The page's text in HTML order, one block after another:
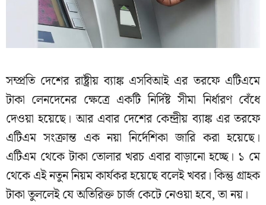
সম্প্রতি দেশের রাষ্ট্রীয় ব্যাঙ্ক এসবিআই এর তরফে এটিএমে
টাকা লেনদেনের ক্ষেত্রে একটি নির্দিষ্ট সীমা নির্ধারণ বেঁধে
দেওয়া হয়েছে। আর এবার দেশের কেন্দ্রীয় ব্যাঙ্ক এর তরফে
এটিএম সংক্রান্ত এক নয়া নির্দেশিকা জারি করা হয়েছে।
এটিএম থেকে টাকা তোলার খরচ এবার বাড়ানো হচ্ছে। ১ মে
থেকে এই নতুন নিয়ম কার্যকর হয়েছে বলেই খবর। কিন্তু গ্রাহক
টাকা তুললেই যে অতিরিক্ত চার্জ কেটে নেওয়া হবে, তা নয়।